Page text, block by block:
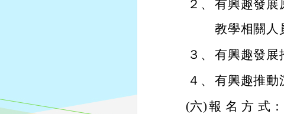
２、 有興趣發展
教學相關人
３、 有興趣發展
４、 有興趣推動
(六)報 名 方 式